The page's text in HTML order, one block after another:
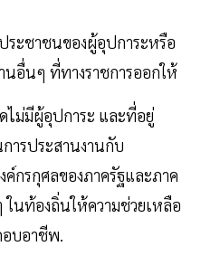
ระชาชนของผู้อุปการะหรือ
นอื่นๆ ที่ทางราชการออกให้
ไม่มีผู้อุปการะ และที่อยู่
ารประสานงานกับ
ค์กรกุศลของภาครัฐและภาค
นท้องถิ่นให้ความช่วยเหลือ
บอาชีพ.